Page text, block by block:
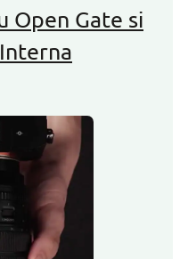
Open Gate si